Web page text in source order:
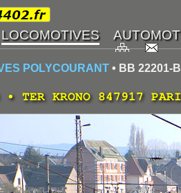
POLYCOURANT • BB 22201-
TER KRONO 847917